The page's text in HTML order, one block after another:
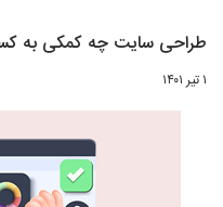
طراحی سایت چه کمکی به
۱ تیر ۱۴۰۱